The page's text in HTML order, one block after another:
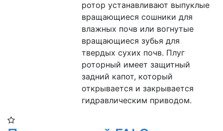
ротор устанавливают выпуклые
вращающиеся сошники для
влажных почв или вогнутые
вращающиеся зубья для
твердых сухих почв. Плуг
роторный имеет защитный
задний капот, который
открывается и закрывается
гидравлическим приводом.